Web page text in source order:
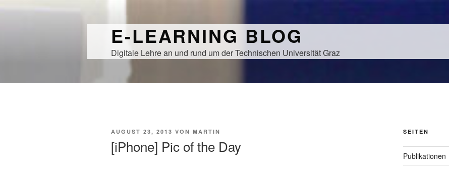
E-LEARNING BLOG
Digitale Lehre an und rund um der Technischen Universität Graz
VERÖFFENTLICHT
AUGUST 23, 2013 VON MARTIN
[iPhone] Pic of the Day
SEITEN
Publikationen